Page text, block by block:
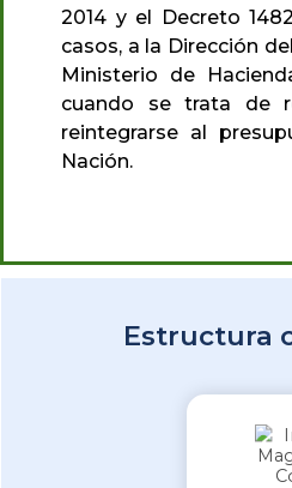
2014 y el Decreto
casos, a la Dirección
Ministerio de
cuando se trata de
reintegrarse al
Nación.
Estructura